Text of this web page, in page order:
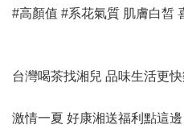
#高顏值 #系花氣質 肌膚白皙
台灣喝茶找湘兒 品味生活更快
激情一夏 好康湘送福利點這邊